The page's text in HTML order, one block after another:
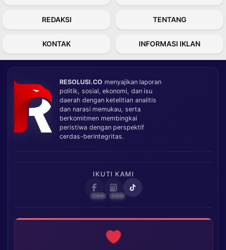
REDAKSI TENTANG
KONTAK INFORMASI IKLAN
RESOLUSI.CO menyajikan laporan
politik, sosial, ekonomi, dan isu
daerah dengan ketelitian analitis
dan narasi memukau, serta
berkomitmen membingkai
peristiwa dengan perspektif
cerdas-berintegritas.
IKUTI KAMI